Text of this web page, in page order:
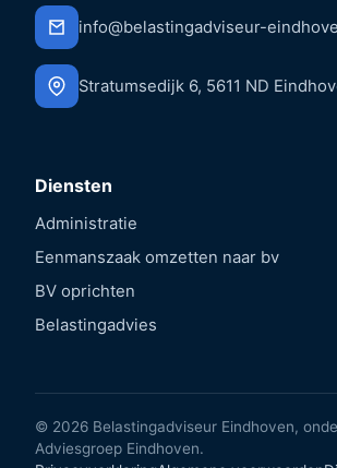
info@belastingadviseur-
Stratumsedijk 6, 5611 ND
Diensten
Administratie
Eenmanszaak omzetten naar bv
BV oprichten
Belastingadvies
© 2026 Belastingadviseur Eindhoven,
Adviesgroep Eindhoven.